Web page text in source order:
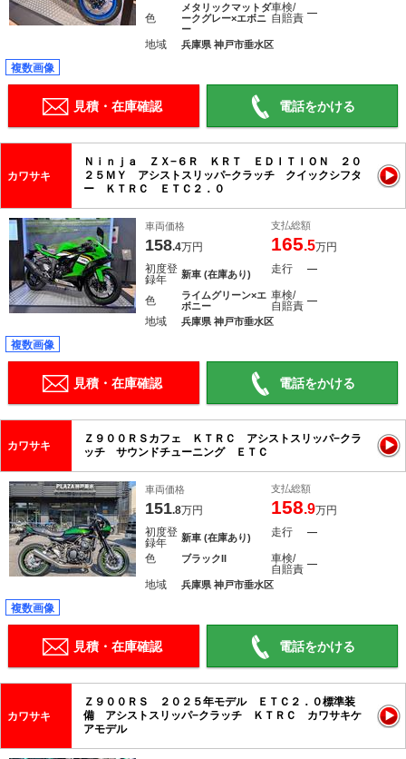
色
メタリックマットダ
ークグレー×エボニ
ー
車検/
自賠責 ―
地域 兵庫県 神戸市垂水区
複数画像
見積・在庫確認 電話をかける
カワサキ
Ｎｉｎｊａ ＺＸ−６Ｒ ＫＲＴ ＥＤＩＴＩＯＮ ２０
２５ＭＹ アシストスリッパ−クラッチ クイックシフタ
ー ＫＴＲＣ ＥＴＣ２．０
車両価格
158.4万円
支払総額
165.5万円
初度登
録年
新車 (在庫あり) 走行 ―
色
ライムグリーン×エ
ボニー
車検/
自賠責 ―
地域 兵庫県 神戸市垂水区
複数画像
見積・在庫確認 電話をかける
カワサキ
Ｚ９００ＲＳカフェ ＫＴＲＣ アシストスリッパ−クラ
ッチ サウンドチューニング ＥＴＣ
車両価格
151.8万円
支払総額
158.9万円
初度登
録年
新車 (在庫あり) 走行 ―
色 ブラックII
車検/
自賠責 ―
地域 兵庫県 神戸市垂水区
複数画像
見積・在庫確認 電話をかける
カワサキ
Ｚ９００ＲＳ ２０２５年モデル ＥＴＣ２．０標準装
備 アシストスリッパ−クラッチ ＫＴＲＣ カワサキケ
アモデル